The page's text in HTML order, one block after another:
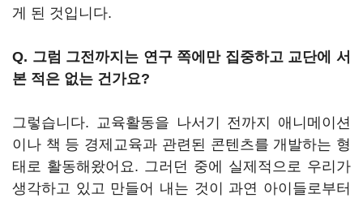
게 된 것입니다.
Q. 그럼 그전까지는 연구 쪽에만 집중하고 교단에 서
본 적은 없는 건가요?
그렇습니다. 교육활동을 나서기 전까지 애니메이션
이나 책 등 경제교육과 관련된 콘텐츠를 개발하는 형
태로 활동해왔어요. 그러던 중에 실제적으로 우리가
생각하고 있고 만들어 내는 것이 과연 아이들로부터